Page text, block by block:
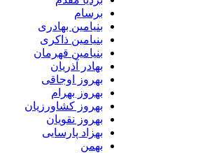
برسام
بنیامین بهادری
بنیامین ذاکری
بنیامین قهرمان
بهادر آذریان
بهروز اوجاقی
بهروز بهرام
بهروز کشاورزیان
بهروز نقویان
بهزاد پارسایی
بهمن